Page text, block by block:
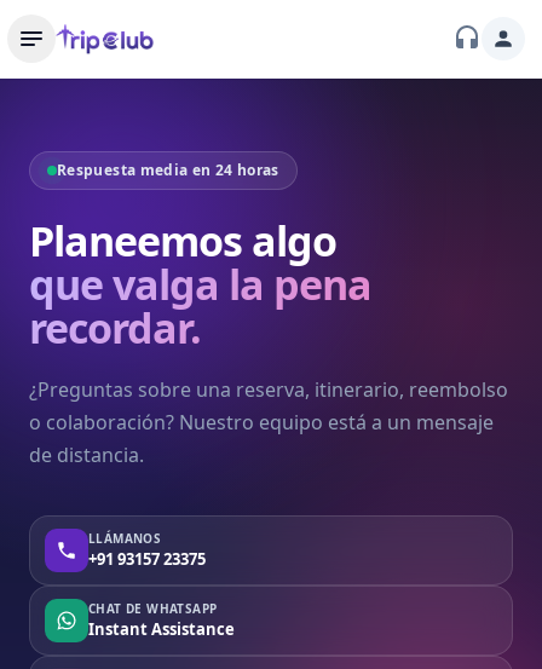
Respuesta media en 24 horas
Planeemos algo
que valga la pena
recordar.
¿Preguntas sobre una reserva, itinerario, reembolso
o colaboración? Nuestro equipo está a un mensaje
de distancia.
LLÁMANOS
+91 93157 23375
CHAT DE WHATSAPP
Instant Assistance